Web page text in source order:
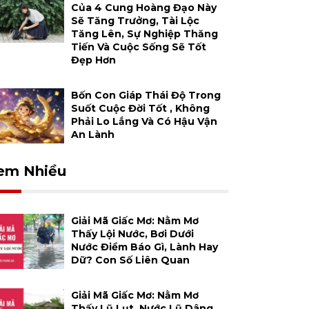
Của 4 Cung Hoàng Đạo Này
Sẽ Tăng Trưởng, Tài Lộc
Tăng Lên, Sự Nghiệp Thăng
Tiến Và Cuộc Sống Sẽ Tốt
Đẹp Hơn
Bốn Con Giáp Thái Độ Trong
Suốt Cuộc Đời Tốt , Không
Phải Lo Lắng Và Có Hậu Vận
An Lành
Nhiều
Giải Mã Giấc Mơ: Nằm Mơ
Thấy Lội Nước, Bơi Dưới
Nước Điềm Báo Gì, Lành Hay
Dữ? Con Số Liên Quan
Giải Mã Giấc Mơ: Nằm Mơ